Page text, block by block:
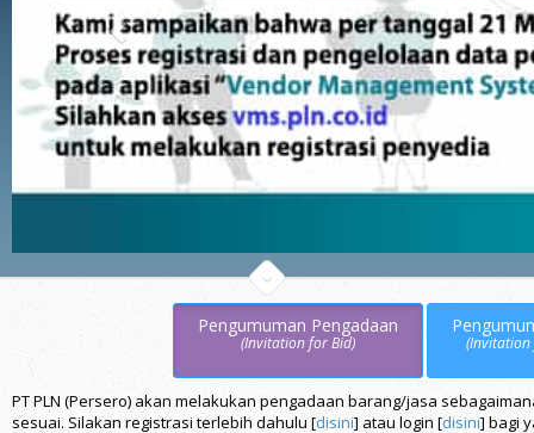
Pengumuman Pengadaan
(Invitation for Bid) (Invitation
PT PLN (Persero) akan melakukan pengadaan barang/jasa
sesuai. Silakan registrasi terlebih dahulu [disini] atau login [disini] bagi